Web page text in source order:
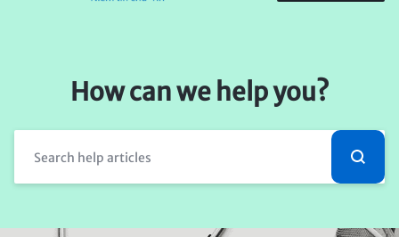
How can we help you?